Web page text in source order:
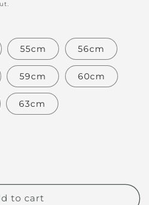
55cm 56cm
59cm 60cm
63cm
to cart